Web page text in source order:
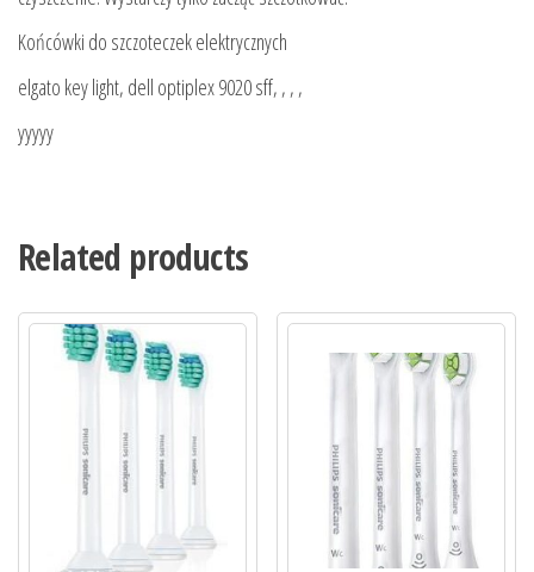
Końcówki do szczoteczek elektrycznych
elgato key light, dell optiplex 9020 sff, , , ,
yyyyy
Related products